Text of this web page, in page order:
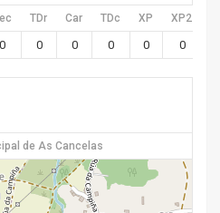
TDr Car TDc XP XP2
0 0 0 0 0 0
de As Cancelas